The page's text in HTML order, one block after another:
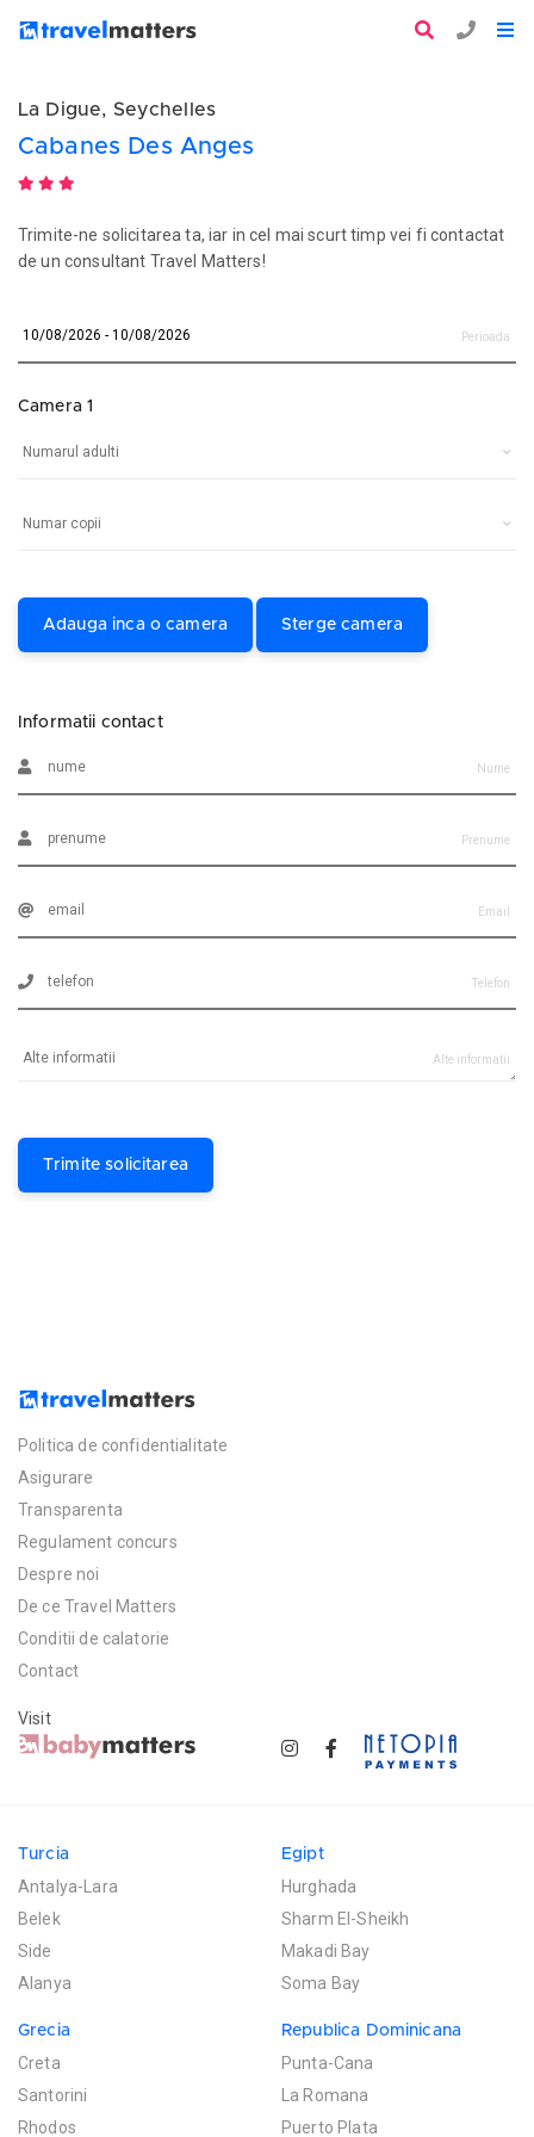
La Digue, Seychelles
Cabanes Des Anges
Trimite-ne solicitarea ta, iar in cel mai scurt timp vei fi contactat
de un consultant Travel Matters!
Perioada
Camera 1
Adauga inca o camera Sterge camera
Informatii contact
Nume
Prenume
Email
Telefon
Alte informatii
Trimite solicitarea
Politica de confidentialitate
Asigurare
Transparenta
Regulament concurs
Despre noi
De ce Travel Matters
Conditii de calatorie
Contact
Visit
Turcia
Antalya-Lara
Belek
Side
Alanya
Egipt
Hurghada
Sharm El-Sheikh
Makadi Bay
Soma Bay
Grecia
Creta
Santorini
Rhodos
Republica Dominicana
Punta-Cana
La Romana
Puerto Plata